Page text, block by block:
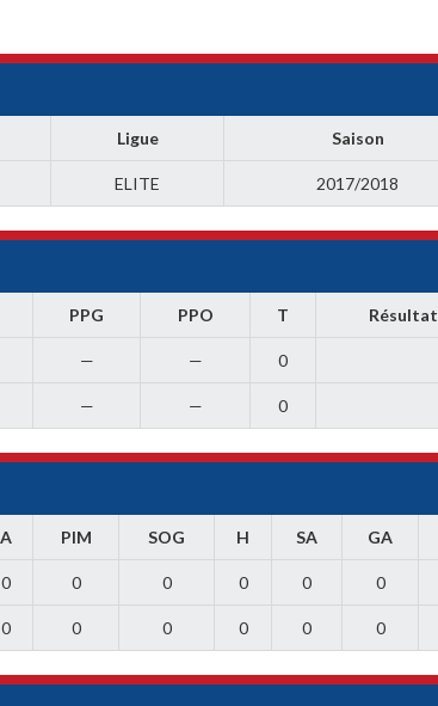
Ligue Saison
ELITE 2017/2018
PPG PPO T Résultat
— — 0
— — 0
A PIM SOG H SA GA
0 0 0 0 0 0
0 0 0 0 0 0